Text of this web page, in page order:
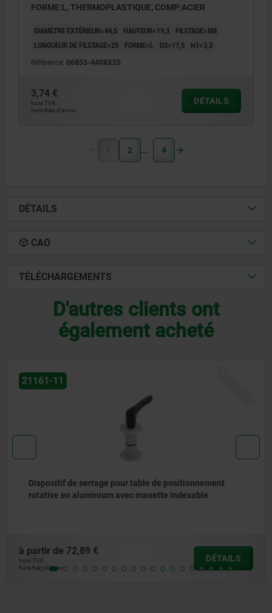
FORME:L, THERMOPLASTIQUE, COMP:ACIER
DIAMÈTRE EXTÉRIEUR=44,5 HAUTEUR=19,3
FILETAGE=M8
LONGUEUR DE FILETAGE=25
FORME=L D2=17,5 H1=3,3
Référence: 06855-4408X25
3,74 €
hors TVA
hors frais d’envoi
DÉTAILS
1 2 4
DÉTAILS
CAO
TÉLÉCHARGEMENTS
D'autres clients ont
également acheté
06209-01
Boutons étoiles en plastique avec insert acier saillant
à partir de2,38 €
hors frais d’envoi
DÉTAILS